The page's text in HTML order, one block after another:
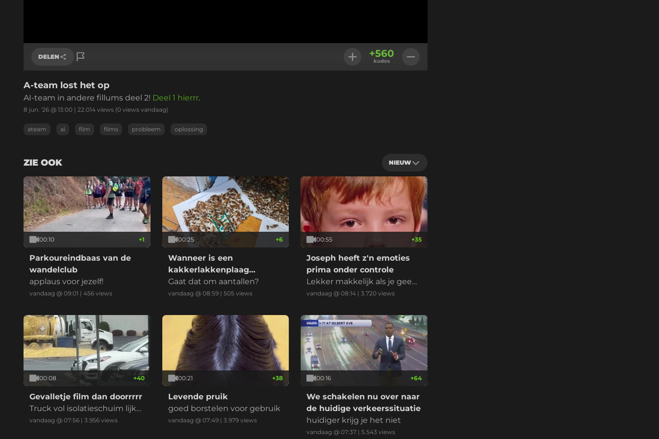
DELEN
Link kopiëren
+560
kudos
A-team lost het op
AI-team in andere fillums deel 2! Deel 1 hierrr.
8 jun. '26 @ 13:00 | 22.014 views (0 views vandaag)
ateam ai film films probleem oplossing
ZIE OOK NIEUW
00:10 +1
Parkoureindbaas van de
wandelclub
applaus voor jezelf!
vandaag @ 09:01 | 456 views
00:25 +6
Wanneer is een
kakkerlakkenplaag
officieel een
kakkerlakkenplaag?
Gaat dat om aantallen?
vandaag @ 08:59| 505views
00:55 +35
Joseph heeft z'n emoties
prima onder controle
Lekker makkelijk als je geen
ziel hebt natuurlijk
vandaag @ 08:14 |3.720 views
00:08 +40
Gevalletje film dan doorrrrr
Truck vol isolatieschuim lijkt l
ek, maar we weten het niet
vandaag @ 07:56 | 3.956 views
00:21 +38
Levende pruik
goed borstelen voor gebruik
vandaag @ 07:49| 3.979views
00:16 +64
We schakelen nu over naar
de huidige verkeerssituatie
huidiger krijg je het niet
vandaag @ 07:37 |5.543 views